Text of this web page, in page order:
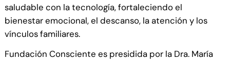
saludable con la tecnología, fortaleciendo el
bienestar emocional, el descanso, la atención y los
vínculos familiares.
Fundación Consciente es presidida por la Dra. María